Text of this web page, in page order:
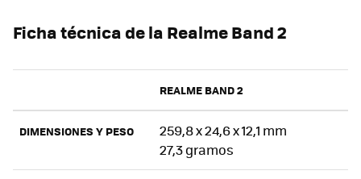
Ficha técnica de la Realme Band 2
REALME BAND 2
DIMENSIONES Y PESO
259,8 x 24,6 x 12,1 mm
27,3 gramos